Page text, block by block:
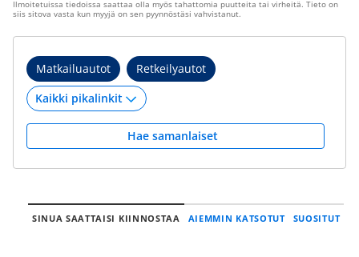
Ilmoitetuissa tiedoissa saattaa olla myös tahattomia puutteita tai virheitä. Tieto on
siis sitova vasta kun myyjä on sen pyynnöstäsi vahvistanut.
Matkailuautot Retkeilyautot
Hae samanlaiset
SINUA SAATTAISI KIINNOSTAA AIEMMIN KATSOTUT SUOSITUT